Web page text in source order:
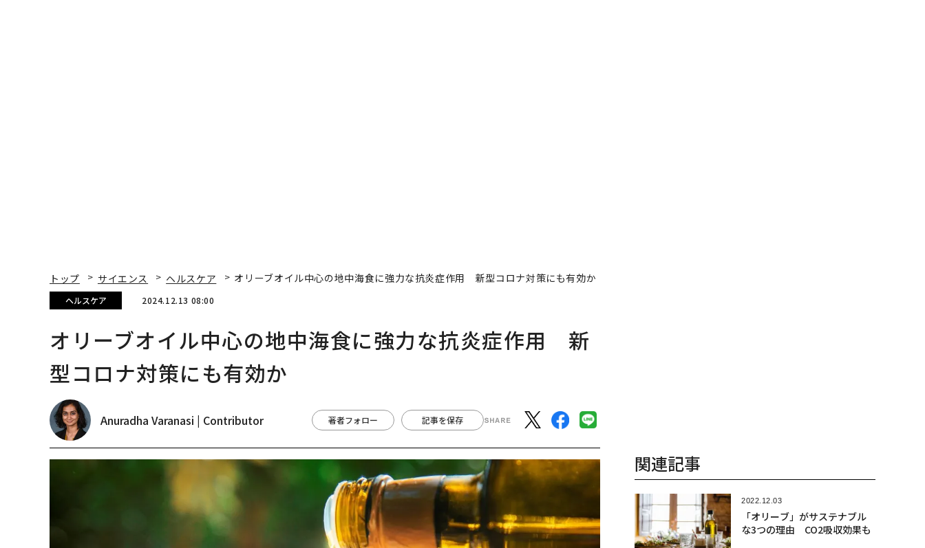
トップ サイエンス ヘルスケア オリーブオイル中心の地中海食に強力な抗炎症作用 新型コロナ対策にも有効か
ヘルスケア 2024.12.13 08:00
オリーブオイル中心の地中海食に強力な抗炎症作用 新
型コロナ対策にも有効か
Anuradha Varanasi | Contributor 著者フォロー 記事を保存
関連記事
2022.12.03
「オリーブ」がサステナブル
な3つの理由 CO2吸収効果も